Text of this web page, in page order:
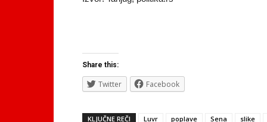
Share this:
Twitter Facebook
KLJUČNE REČI Luvr poplave Sena slike